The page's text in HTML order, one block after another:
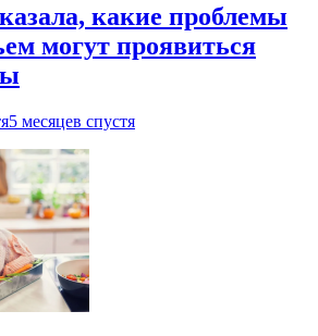
какие проблемы
могут проявиться
5 месяцев спустя